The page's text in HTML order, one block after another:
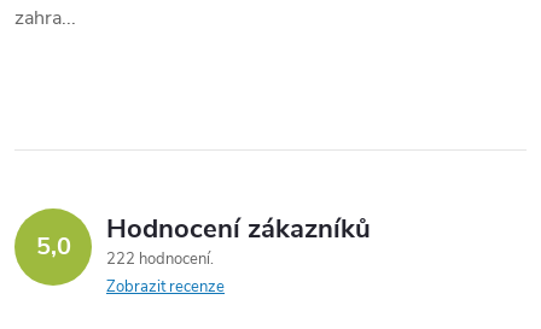
zahra...
5,0 Hodnocení zákazníků
222 hodnocení
Zobrazit recenze